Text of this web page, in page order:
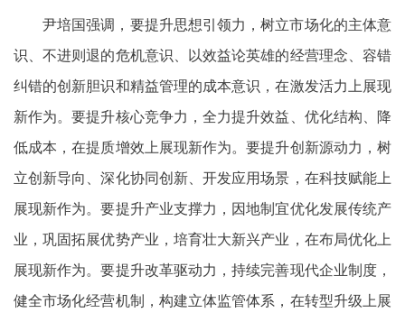
尹培国强调，要提升思想引领力，树立市场化的主体意
识、不进则退的危机意识、以效益论英雄的经营理念、容错
纠错的创新胆识和精益管理的成本意识，在激发活力上展现
新作为。要提升核心竞争力，全力提升效益、优化结构、降
低成本，在提质增效上展现新作为。要提升创新源动力，树
立创新导向、深化协同创新、开发应用场景，在科技赋能上
展现新作为。要提升产业支撑力，因地制宜优化发展传统产
业，巩固拓展优势产业，培育壮大新兴产业，在布局优化上
展现新作为。要提升改革驱动力，持续完善现代企业制度，
健全市场化经营机制，构建立体监管体系，在转型升级上展